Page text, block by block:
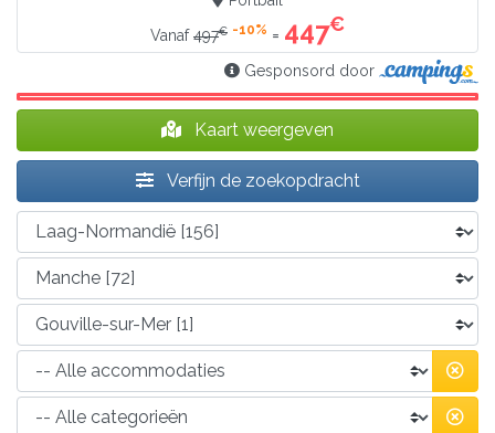
Vanaf497€ -10% = 447€
Gesponsord door
Kaart weergeven
Verfijn de zoekopdracht